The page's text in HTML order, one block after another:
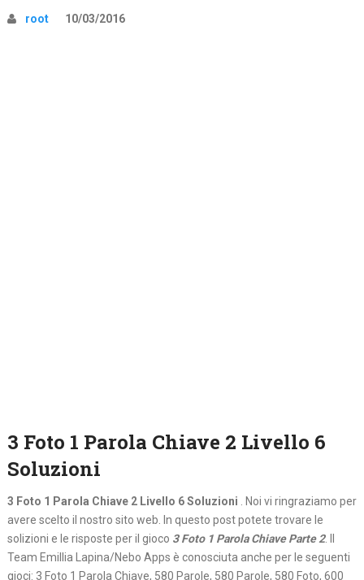
root 10/03/2016
3 Foto 1 Parola Chiave 2 Livello 6
Soluzioni
3 Foto 1 Parola Chiave 2 Livello 6 Soluzioni . Noi vi ringraziamo per
avere scelto il nostro sito web. In questo post potete trovare le
solizioni e le risposte per il gioco 3 Foto 1 Parola Chiave Parte 2. Il
Team Emillia Lapina/Nebo Apps è conosciuta anche per le seguenti
gioci: 3 Foto 1 Parola Chiave, 580 Parole, 580 Parole, 580 Foto, 600